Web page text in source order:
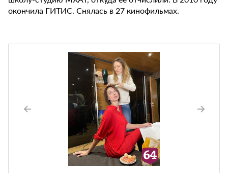
окончила ГИТИС. Снялась в 27 кинофильмах.